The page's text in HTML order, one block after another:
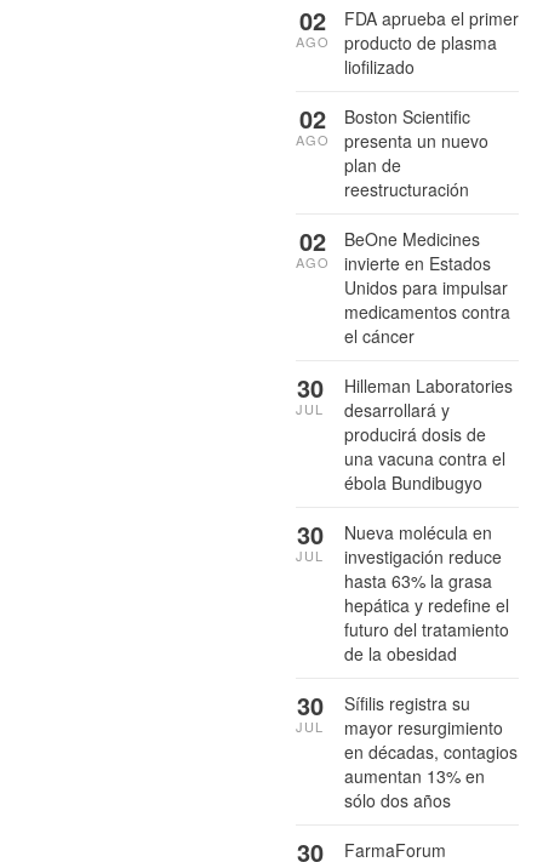
FDA aprueba el primer
producto de plasma
liofilizado
02
AGO
Boston Scientific
presenta un nuevo
plan de
reestructuración
02
AGO
BeOne Medicines
invierte en Estados
Unidos para impulsar
medicamentos contra
el cáncer
02
AGO
Hilleman Laboratories
desarrollará y
producirá dosis de
una vacuna contra el
ébola Bundibugyo
30
JUL
Nueva molécula en
investigación reduce
hasta 63% la grasa
hepática y redefine el
futuro del tratamiento
de la obesidad
30
JUL
Sífilis registra su
mayor resurgimiento
en décadas, contagios
aumentan 13% en
sólo dos años
30
JUL
FarmaForum
30